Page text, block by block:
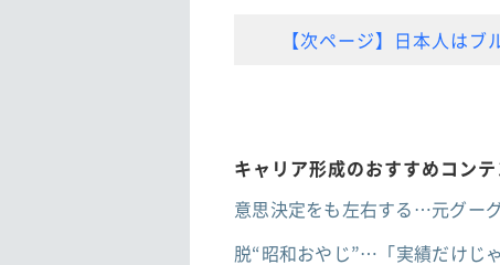
【次ページ】日本人は
キャリア形成のおすすめコン
意思決定をも左右する…元グー
脱“昭和おやじ”…「実績だけじ